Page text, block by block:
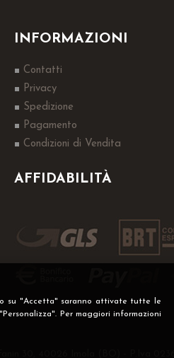
su "Accetta" saranno attivate tutte le
Per maggiori informazioni
INFORMAZIONI
Contatti
Privacy
Spedizione
Pagamento
Condizioni di Vendita
AFFIDABILITÀ